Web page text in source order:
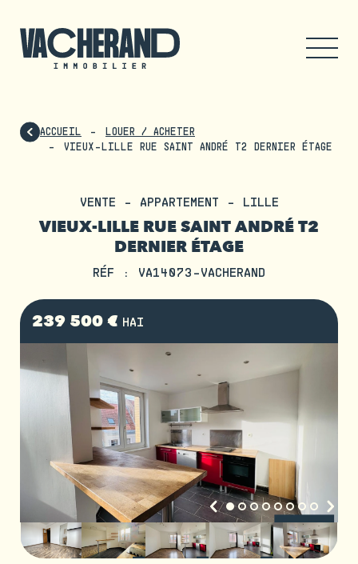
ACCUEIL
LOUER / ACHETER
VIEUX-LILLE RUE SAINT ANDRÉ T2 DERNIER ÉTAGE
VENTE - APPARTEMENT - LILLE
VIEUX-LILLE RUE SAINT ANDRÉ T2
DERNIER ÉTAGE
RÉF : VA14073-VACHERAND
239 500 € HAI